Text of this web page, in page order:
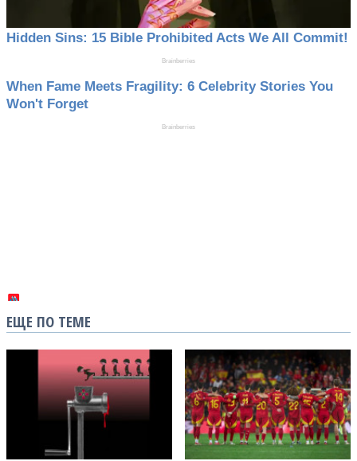
ЕЩЕ ПО ТЕМЕ